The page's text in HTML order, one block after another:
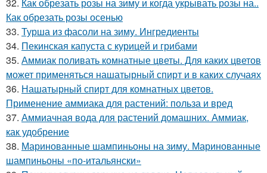
Как обрезать розы осенью
33. Турша из фасоли на зиму. Ингредиенты
34. Пекинская капуста с курицей и грибами
35. Аммиак поливать комнатные цветы. Для каких цветов
может применяться нашатырный спирт и в каких случаях
36. Нашатырный спирт для комнатных цветов.
Применение аммиака для растений: польза и вред
37. Аммиачная вода для растений домашних. Аммиак,
как удобрение
38. Маринованные шампиньоны на зиму. Маринованные
шампиньоны «по-итальянски»